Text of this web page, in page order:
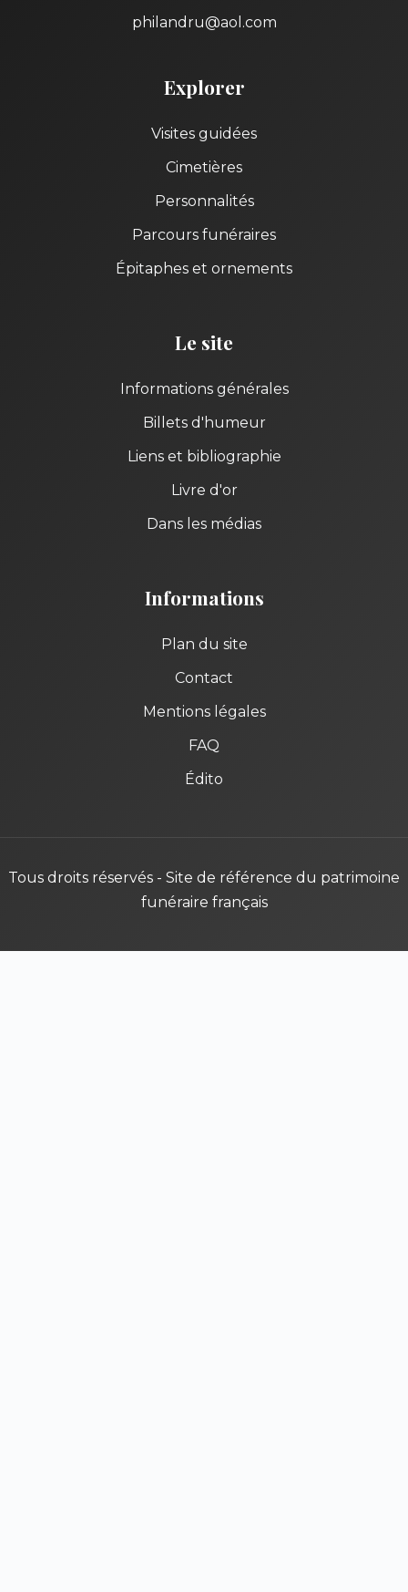
philandru@aol.com
Explorer
Visites guidées
Cimetières
Personnalités
Parcours funéraires
Épitaphes et ornements
Le site
Informations générales
Billets d'humeur
Liens et bibliographie
Livre d'or
Dans les médias
Informations
Plan du site
Contact
Mentions légales
FAQ
Édito
Tous droits réservés - Site de référence du patrimoine
funéraire français